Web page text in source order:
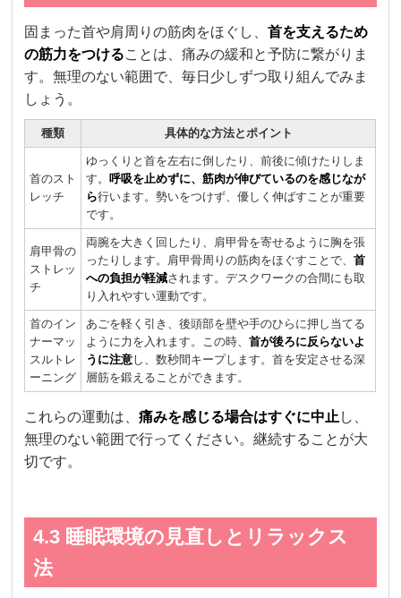
固まった首や肩周りの筋肉をほぐし、首を支えるため
の筋力をつけることは、痛みの緩和と予防に繋がりま
す。無理のない範囲で、毎日少しずつ取り組んでみま
しょう。
種類 具体的な方法とポイント
首のスト
レッチ
ゆっくりと首を左右に倒したり、前後に傾けたりしま
す。呼吸を止めずに、筋肉が伸びているのを感じなが
ら行います。勢いをつけず、優しく伸ばすことが重要
です。
肩甲骨の
ストレッ
チ
両腕を大きく回したり、肩甲骨を寄せるように胸を張
ったりします。肩甲骨周りの筋肉をほぐすことで、首
への負担が軽減されます。デスクワークの合間にも取
り入れやすい運動です。
首のイン
ナーマッ
スルトレ
ーニング
あごを軽く引き、後頭部を壁や手のひらに押し当てる
ように力を入れます。この時、首が後ろに反らないよ
うに注意し、数秒間キープします。首を安定させる深
層筋を鍛えることができます。
これらの運動は、痛みを感じる場合はすぐに中止 し、
無理のない範囲で行ってください。継続することが大
切です。
4.3 睡眠環境の見直しとリラックス
法